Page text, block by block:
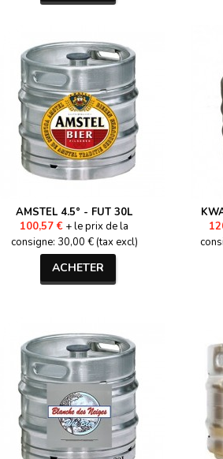
AMSTEL 4.5° - FUT 30L
100,57 € + le prix de la
consigne: 30,00 € (tax excl)
ACHETER